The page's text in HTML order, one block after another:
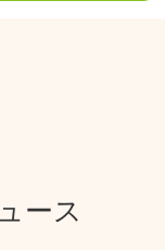
ース